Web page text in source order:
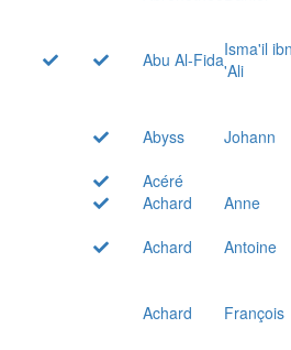
Abu Al-FidaIsma'il
'Ali
Abyss
Johann
Acéré
Achard
Anne
Achard
Antoine
Achard
François